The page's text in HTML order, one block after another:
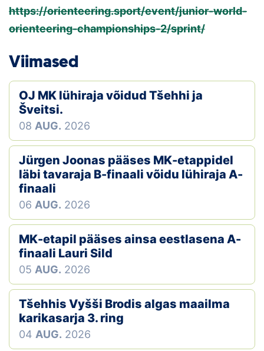
https://orienteering.sport/event/junior-world-
orienteering-championships-2/sprint/
Viimased
OJ MK lühiraja võidud Tšehhi ja
Šveitsi.
08 AUG. 2026
Jürgen Joonas pääses MK-etappidel
läbi tavaraja B-finaali võidu lühiraja A-
finaali
06 AUG. 2026
MK-etapil pääses ainsa eestlasena A-
finaali Lauri Sild
05 AUG. 2026
Tšehhis Vyšši Brodis algas maailma
karikasarja 3. ring
04 AUG. 2026